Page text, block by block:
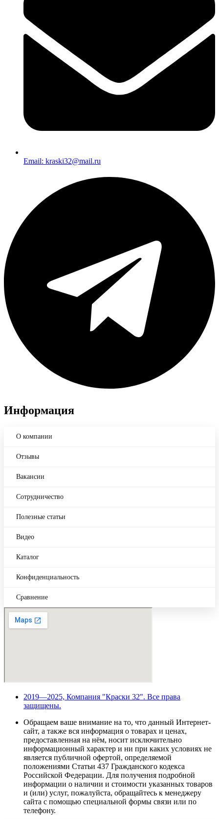
Email: kraski32@mail.ru
Информация
О компании
Отзывы
Вакансии
Сотрудничество
Полезные статьи
Видео
Каталог
Конфиденциальность
Сравнение
2019—2025, Компания "Краски 32". Все права
защищены.
Обращаем ваше внимание на то, что данный Интернет-
сайт, а также вся информация о товарах и ценах,
предоставленная на нём, носит исключительно
информационный характер и ни при каких условиях не
является публичной офертой, определяемой
положениями Статьи 437 Гражданского кодекса
Российской Федерации. Для получения подробной
информации о наличии и стоимости указанных товаров
и (или) услуг, пожалуйста, обращайтесь к менеджеру
сайта с помощью специальной формы связи или по
телефону.